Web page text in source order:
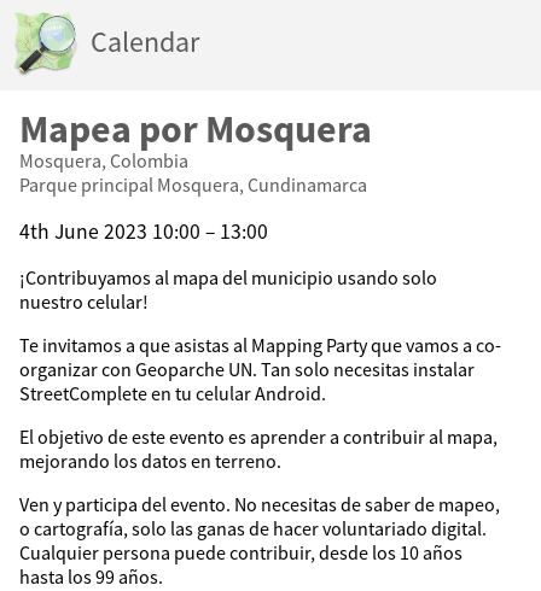
Calendar
Mapea por Mosquera
Mosquera, Colombia
Parque principal Mosquera, Cundinamarca
4th June 2023 10:00 – 13:00
¡Contribuyamos al mapa del municipio usando solo
nuestro celular!
Te invitamos a que asistas al Mapping Party que vamos a co-
organizar con Geoparche UN. Tan solo necesitas instalar
StreetComplete en tu celular Android.
El objetivo de este evento es aprender a contribuir al mapa,
mejorando los datos en terreno.
Ven y participa del evento. No necesitas de saber de mapeo,
o cartografía, solo las ganas de hacer voluntariado digital.
Cualquier persona puede contribuir, desde los 10 años
hasta los 99 años.